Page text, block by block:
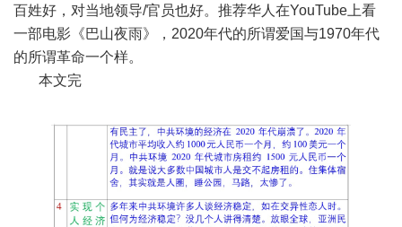
百姓好，对当地领导/官员也好。推荐华人在YouTube 上看
一部电影《巴山夜雨》， 2020年代的所谓爱国与1970年代
的所谓革命一个样。
本文完